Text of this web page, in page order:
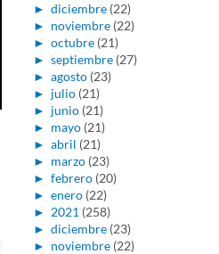
► diciembre (22)
► noviembre (22)
► octubre (21)
► septiembre (27)
► agosto (23)
► julio (21)
► junio (21)
► mayo (21)
► abril (21)
► marzo (23)
► febrero (20)
► enero (22)
► 2021 (258)
► diciembre (23)
► noviembre (22)